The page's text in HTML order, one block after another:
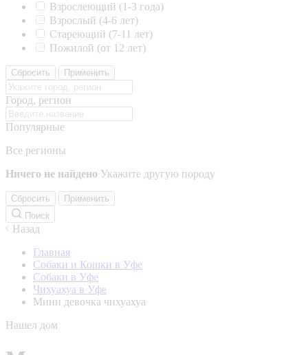
Взрослеющий (1-3 года)
Взрослый (4-6 лет)
Стареющий (7-11 лет)
Пожилой (от 12 лет)
Сбросить Применить
Город, регион
Популярные
Все регионы
Ничего не найдено Укажите другую породу
Сбросить
Применить
Поиск
Назад
Главная
Собаки и Кошки в Уфе
Собаки в Уфе
Чихуахуа в Уфе
Мини девочка чихуахуа
Нашел дом